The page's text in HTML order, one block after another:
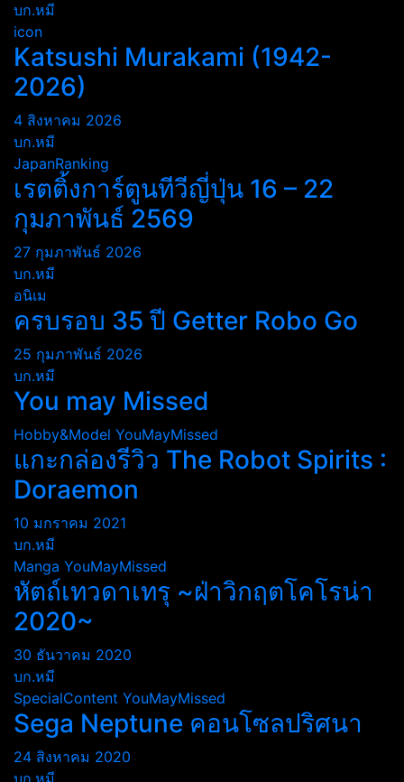
บก.หมี
icon
Katsushi Murakami (1942-
2026)
4 สิงหาคม 2026
บก.หมี
JapanRanking
เรตติ้งการ์ตูนทีวีญี่ปุ่น 16 – 22
กุมภาพันธ์ 2569
27 กุมภาพันธ์ 2026
บก.หมี
อนิเม
ครบรอบ 35 ปี Getter Robo Go
25 กุมภาพันธ์ 2026
บก.หมี
You may Missed
Hobby&Model YouMayMissed
แกะกล่องรีวิว The Robot Spirits :
Doraemon
10 มกราคม 2021
บก.หมี
Manga YouMayMissed
หัตถ์เทวดาเทรุ ~ฝ่าวิกฤตโคโรน่า
2020~
30 ธันวาคม 2020
บก.หมี
SpecialContent YouMayMissed
Sega Neptune คอนโซลปริศนา
24 สิงหาคม 2020
บก.หมี